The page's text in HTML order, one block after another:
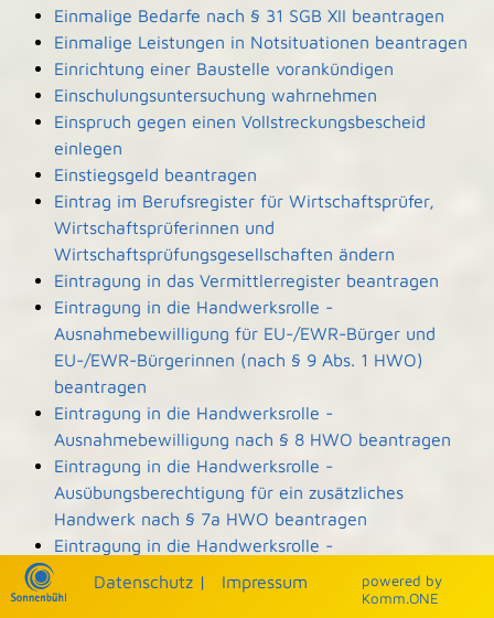
Einmalige Bedarfe nach § 31 SGB XII beantragen
Einmalige Leistungen in Notsituationen beantragen
Einrichtung einer Baustelle vorankündigen
Einschulungsuntersuchung wahrnehmen
Einspruch gegen einen Vollstreckungsbescheid
einlegen
Einstiegsgeld beantragen
Eintrag im Berufsregister für Wirtschaftsprüfer,
Wirtschaftsprüferinnen und
Wirtschaftsprüfungsgesellschaften ändern
Eintragung in das Vermittlerregister beantragen
Eintragung in die Handwerksrolle -
Ausnahmebewilligung für EU-/EWR-Bürger und
EU-/EWR-Bürgerinnen (nach § 9 Abs. 1 HWO)
beantragen
Eintragung in die Handwerksrolle -
Ausnahmebewilligung nach § 8 HWO beantragen
Eintragung in die Handwerksrolle -
Ausübungsberechtigung für ein zusätzliches
Handwerk nach § 7a HWO beantragen
Eintragung in die Handwerksrolle -
Ausübungsberechtigung nach § 7b HWO
beantragen
powered by
Komm.ONE
Datenschutz | Impressum